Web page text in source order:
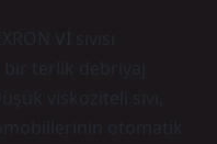
VI sıvısı
terlik debriyaj
viskoziteli sıvı,
otomatik